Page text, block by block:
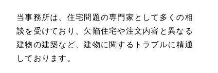
当事務所は、住宅問題の専門家として多くの相
談を受けており、欠陥住宅や注文内容と異なる
建物の建築など、建物に関するトラブルに精通
しております。